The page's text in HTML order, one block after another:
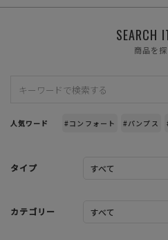
SEARCH
商品を
人気ワード #コンフォート #パンプス
タイプ
カテゴリー